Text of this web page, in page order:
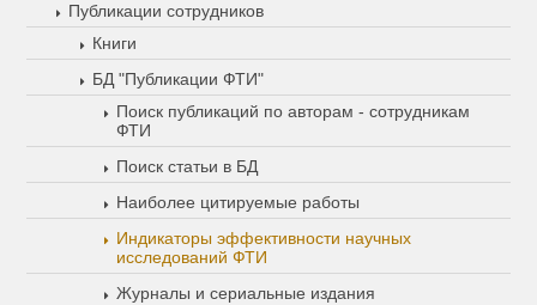
Публикации сотрудников
Книги
БД "Публикации ФТИ"
Поиск публикаций по авторам - сотрудникам
ФТИ
Поиск статьи в БД
Наиболее цитируемые работы
Индикаторы эффективности научных
исследований ФТИ
Журналы и сериальные издания